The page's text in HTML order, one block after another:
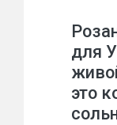
для
это